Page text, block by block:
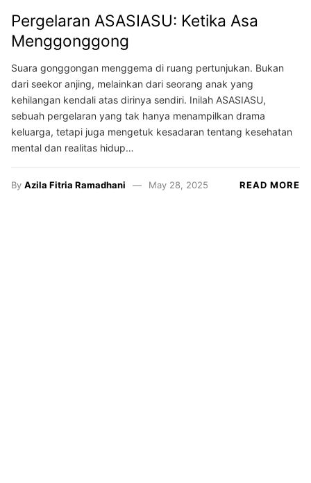
Pergelaran ASASIASU: Ketika Asa
Menggonggong
Suara gonggongan menggema di ruang pertunjukan. Bukan
dari seekor anjing, melainkan dari seorang anak yang
kehilangan kendali atas dirinya sendiri. Inilah ASASIASU,
sebuah pergelaran yang tak hanya menampilkan drama
keluarga, tetapi juga mengetuk kesadaran tentang kesehatan
mental dan realitas hidup…
By Azila Fitria Ramadhani May 28, 2025 READ MORE